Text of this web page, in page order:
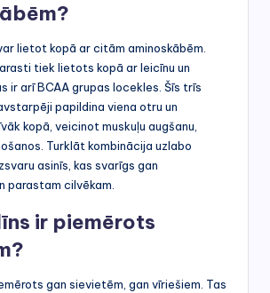
lietot kopā ar citām aminoskābēm.
tiek lietots kopā ar leicīnu un
ir arī BCAA grupas locekles. Šīs trīs
papildina viena otru un
kopā, veicinot muskuļu augšanu,
Turklāt kombinācija uzlabo
asinīs, kas svarīgs gan
parastam cilvēkam.
ir piemērots
gan sievietēm, gan vīriešiem. Tas